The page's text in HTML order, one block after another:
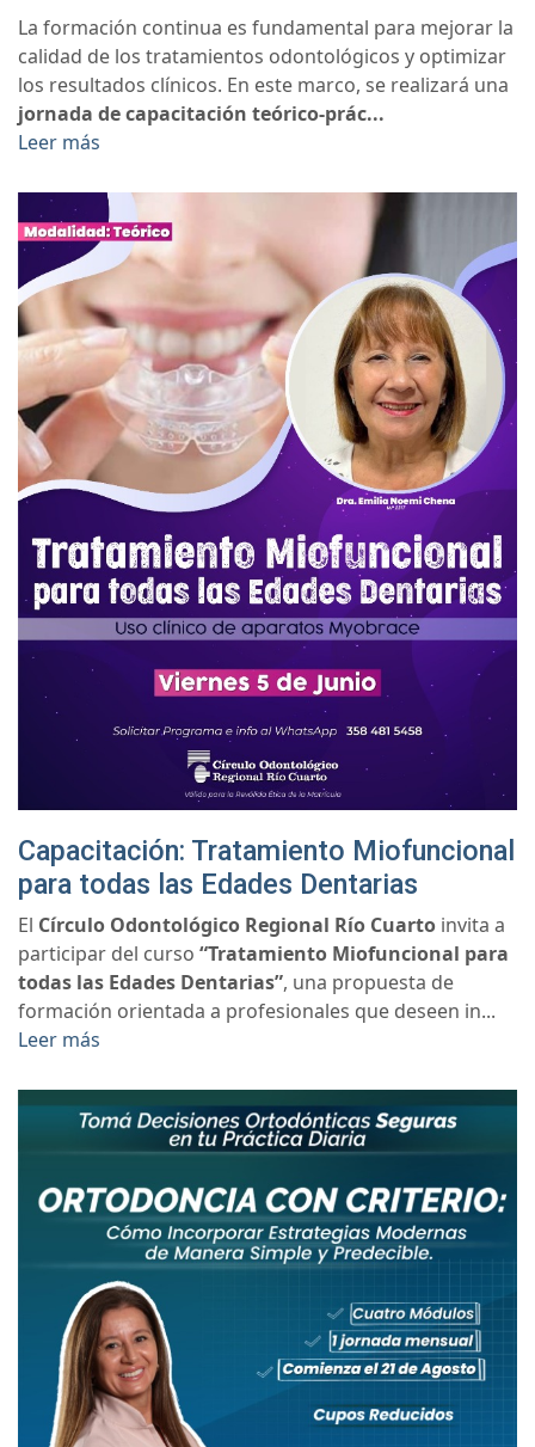
La formación continua es fundamental para mejorar la
calidad de los tratamientos odontológicos y optimizar
los resultados clínicos. En este marco, se realizará una
jornada de capacitación teórico-prác...
Leer más
Capacitación: Tratamiento Miofuncional
para todas las Edades Dentarias
El Círculo Odontológico Regional Río Cuarto invita a
participar del curso “Tratamiento Miofuncional para
todas las Edades Dentarias”, una propuesta de
formación orientada a profesionales que deseen in...
Leer más